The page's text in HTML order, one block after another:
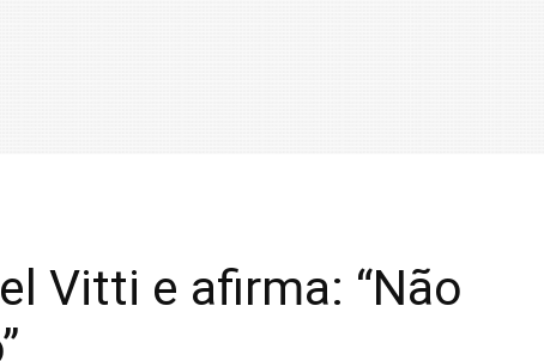
Vitti e afirma: “Não